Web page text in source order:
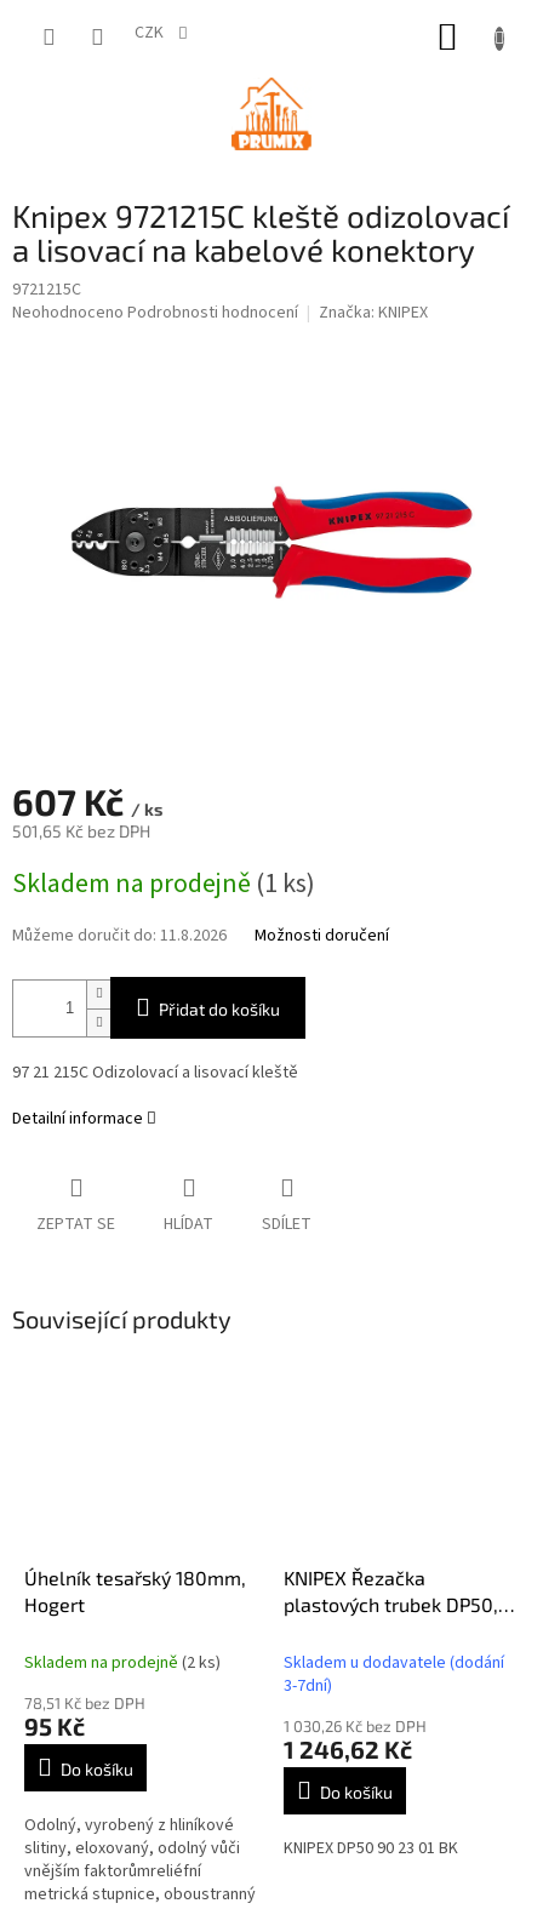
CZK
Knipex 9721215C kleště odizolovací
a lisovací na kabelové konektory
9721215C
Průměrné
Neohodnoceno Podrobnosti hodnocení Značka: KNIPEX
607 Kč / ks
501,65 Kč bez DPH
cena:
Skladem na prodejně (1 ks)
Můžeme doručit do: 11.8.2026 Možnosti doručení
Přidat do košíku
97 21 215C Odizolovací a lisovací kleště
Detailní informace
ZEPTAT SE HLÍDAT SDÍLET
Související produkty
Úhelník tesařský 180mm,
Hogert
Skladem na prodejně (2 ks)
78,51 Kč bez DPH
95 Kč
Do košíku
Odolný, vyrobený z hliníkové
slitiny, eloxovaný, odolný vůči
vnějším faktorůmreliéfní
metrická stupnice, oboustranný
KNIPEX Řezačka
plastových trubek DP50,
Skladem u dodavatele (dodání
3-7dní)
1 030,26 Kč bez DPH
1 246,62 Kč
Do košíku
KNIPEX DP50 90 23 01 BK